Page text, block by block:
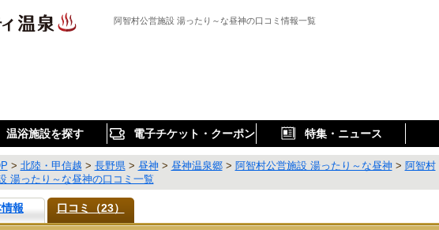
阿智村公営施設 湯ったり～な昼神の口コミ情報一覧
温浴施設を探す 電子チケット・クーポン 特集・ニュース
> 北陸・甲信越 > 長野県> 昼神 > 昼神温泉郷> 阿智村公営施設 湯ったり～な昼神 > 阿智村
湯ったり～な昼神の口コミ一覧
報 口コミ（23）